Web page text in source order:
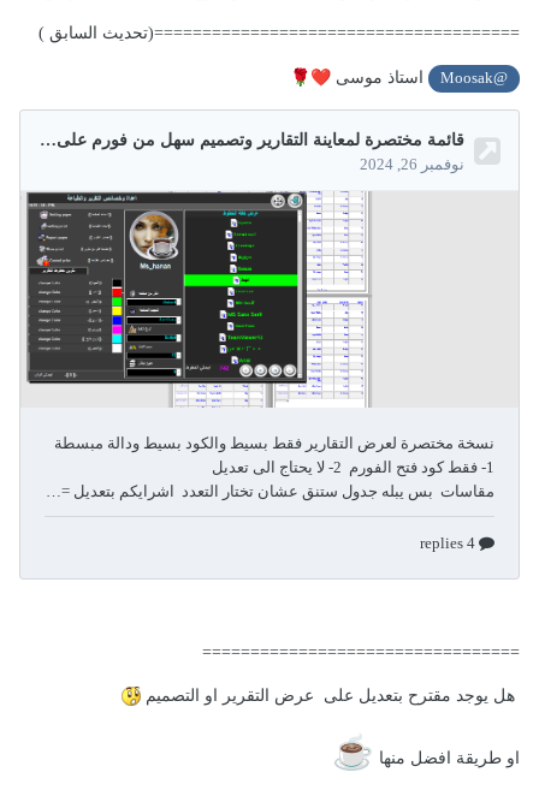
======================================(تحديث السابق )
@Moosak استاذ موسى ❤️
🌹
=================================
هل يوجد مقترح بتعديل على عرض التقرير او التصميم
او طريقة افضل منها ☕